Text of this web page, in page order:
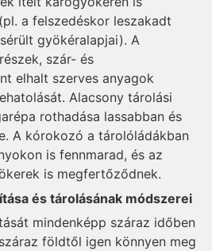
a felszedéskor leszakadt
gyökéralapjai). A
szár- és
elhalt szerves anyagok
Alacsony tárolási
rothadása lassabban és
A kórokozó a tárolóládákban
is fennmarad, és az
is megfertőződnek.
és tárolásának módszerei
mindenképp száraz időben
földtől igen könnyen meg